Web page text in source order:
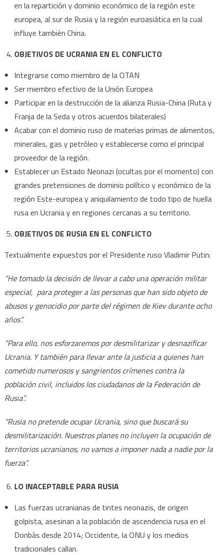
en la repartición y dominio económico de la región este
europea, al sur de Rusia y la región euroasiática en la cual
influye también China.
OBJETIVOS DE UCRANIA EN EL CONFLICTO
Integrarse como miembro de la OTAN
Ser miembro efectivo de la Unión Europea
Participar en la destrucción de la alianza Rusia-China (Ruta y
Franja de la Seda y otros acuerdos bilaterales)
Acabar con el dominio ruso de materias primas de alimentos,
minerales, gas y petróleo y establecerse como el principal
proveedor de la región.
Establecer un Estado Neonazi (ocultas por el momento) con
grandes pretensiones de dominio político y económico de la
región Este-europea y aniquilamiento de todo tipo de huella
rusa en Ucrania y en regiones cercanas a su territorio.
OBJETIVOS DE RUSIA EN EL CONFLICTO
Textualmente expuestos por el Presidente ruso Vladimir Putin:
“He tomado la decisión de llevar a cabo una operación militar
especial, para proteger a las personas que han sido objeto de
abusos y genocidio por parte del régimen de Kiev durante ocho
años”.
“Para ello, nos esforzaremos por desmilitarizar y desnazificar
Ucrania. Y también para llevar ante la justicia a quienes han
cometido numerosos y sangrientos crímenes contra la
población civil, incluidos los ciudadanos de la Federación de
Rusia”.
“Rusia no pretende ocupar Ucrania, sino que buscará su
desmilitarización. Nuestros planes no incluyen la ocupación de
territorios ucranianos, no vamos a imponer nada a nadie por la
fuerza”.
LO INACEPTABLE PARA RUSIA
Las fuerzas ucranianas de tintes neonazis, de origen
golpista, asesinan a la población de ascendencia rusa en el
Donbás desde 2014; Occidente, la ONU y los medios
tradicionales callan.